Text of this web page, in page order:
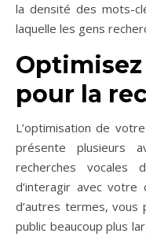
la densité des mots-
laquelle les gens
pour la
L’optimisation de
présente plusieurs
recherches vocales
d’interagir avec
d’autres termes, vous
public beaucoup plus